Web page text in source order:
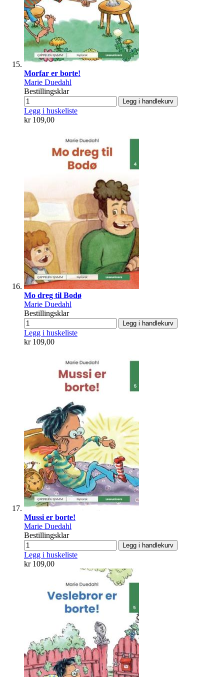
Morfar er borte!
Marie Duedahl
Bestillingsklar
Legg i handlekurv
Legg i huskeliste
kr 109,00
Mo dreg til Bodø
Marie Duedahl
Bestillingsklar
Legg i handlekurv
Legg i huskeliste
kr 109,00
Mussi er borte!
Marie Duedahl
Bestillingsklar
Legg i handlekurv
Legg i huskeliste
kr 109,00